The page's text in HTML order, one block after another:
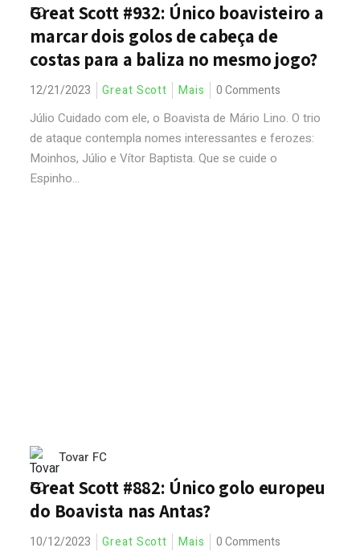
Great Scott #932: Único boavisteiro a
marcar dois golos de cabeça de
costas para a baliza no mesmo jogo?
12/21/2023 Great Scott Mais 0 Comments
Júlio Cuidado com ele, o Boavista de Mário Lino. O trio
de ataque contempla nomes interessantes e ferozes:
Moinhos, Júlio e Vítor Baptista. Que se cuide o
Espinho...
Tovar FC
Great Scott #882: Único golo europeu
do Boavista nas Antas?
10/12/2023 Great Scott Mais 0 Comments